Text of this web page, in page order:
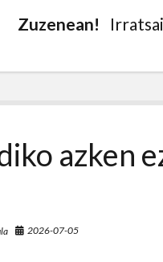
Zuzenean!
azken
2026-07-05